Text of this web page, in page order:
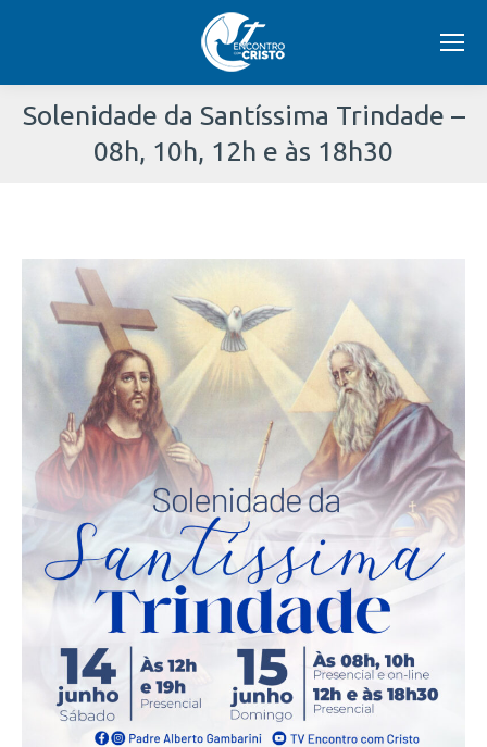
Solenidade da Santíssima Trindade –
08h, 10h, 12h e às 18h30